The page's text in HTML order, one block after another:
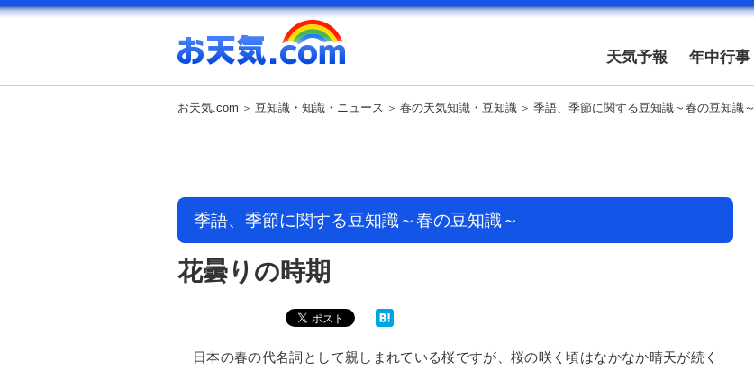
天気予報 年中行事
お天気.com 豆知識・知識・ニュース 春の天気知識・豆知識 季語、季節に関する豆知識～春の豆知識～
季語、季節に関する豆知識～春の豆知識～
花曇りの時期
日本の春の代名詞として親しまれている桜ですが、桜の咲く頃はなかなか晴天が続く